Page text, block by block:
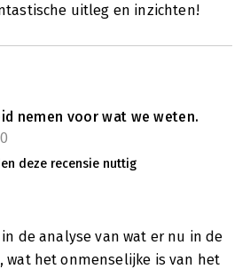
uitleg en inzichten!
nemen voor wat we weten.
deze recensie nuttig
de analyse van wat er nu in de
wat het onmenselijke is van het